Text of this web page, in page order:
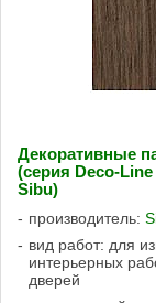
Декоративные
(серия Deco-Line
Sibu)
производитель:
вид работ: для
интерьерных
дверей